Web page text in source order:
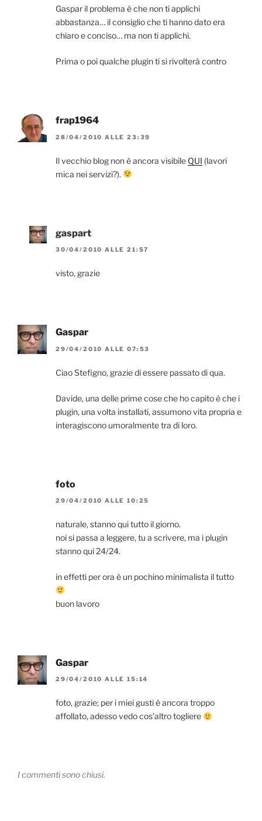
Gaspar il problema è che non ti applichi
abbastanza… il consiglio che ti hanno dato era
chiaro e conciso… ma non ti applichi.
Prima o poi qualche plugin ti si rivolterà contro
frap1964
28/04/2010 ALLE 23:39
Il vecchio blog non è ancora visibile QUI (lavori
mica nei servizi?).
gaspart
30/04/2010 ALLE 21:57
visto, grazie
Gaspar
29/04/2010 ALLE 07:53
Ciao Stefigno, grazie di essere passato di qua.
Davide, una delle prime cose che ho capito è che i
plugin, una volta installati, assumono vita propria e
interagiscono umoralmente tra di loro.
foto
29/04/2010 ALLE 10:25
naturale, stanno qui tutto il giorno.
noi si passa a leggere, tu a scrivere, ma i plugin
stanno qui 24/24.
in effetti per ora è un pochino minimalista il tutto
buon lavoro
Gaspar
29/04/2010 ALLE 15:14
foto, grazie; per i miei gusti è ancora troppo
affollato, adesso vedo cos’altro togliere
I commenti sono chiusi.